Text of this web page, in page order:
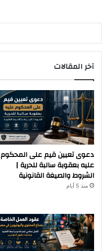
آخر المقالات
دعوى تعيين قيم على المحكوم
عليه بعقوبة سالبة للحرية |
الشروط والصيغة القانونية
منذ 5 أيام